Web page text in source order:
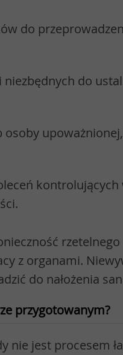
do
do
osoby upoważnionej,
kontrolujących
z organami.
do nałożenia
przygotowanym?
nie jest procesem